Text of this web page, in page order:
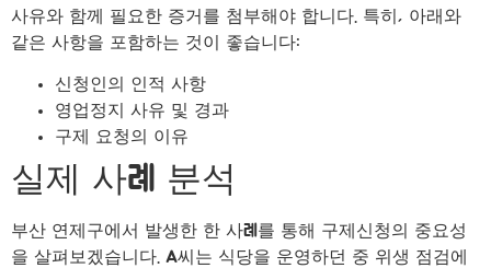
사유와 함께 필요한 증거를 첨부해야 합니다. 특히, 아래와
같은 사항을 포함하는 것이 좋습니다:
신청인의 인적 사항
영업정지 사유 및 경과
구제 요청의 이유
실제 사례 분석
부산 연제구에서 발생한 한 사례를 통해 구제신청의 중요성
을 살펴보겠습니다. A씨는 식당을 운영하던 중 위생 점검에